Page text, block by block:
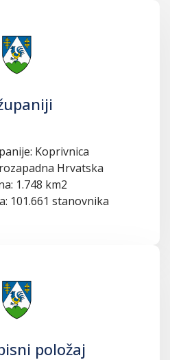
Koprivnica
Hrvatska
1.748 km2
101.661 stanovnika
položaj